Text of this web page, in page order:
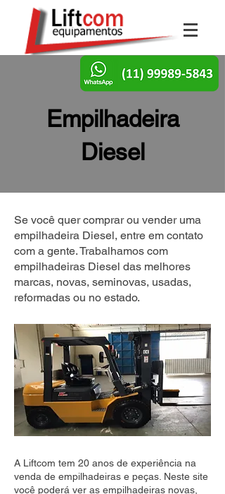
Empilhadeira
Diesel
Se você quer comprar ou vender uma
empilhadeira Diesel, entre em contato
com a gente. Trabalhamos com
empilhadeiras Diesel das melhores
marcas, novas, seminovas, usadas,
reformadas ou no estado.
A Liftcom tem 20 anos de experiência na
venda de empilhadeiras e peças. Neste site
você poderá ver as empilhadeiras novas,